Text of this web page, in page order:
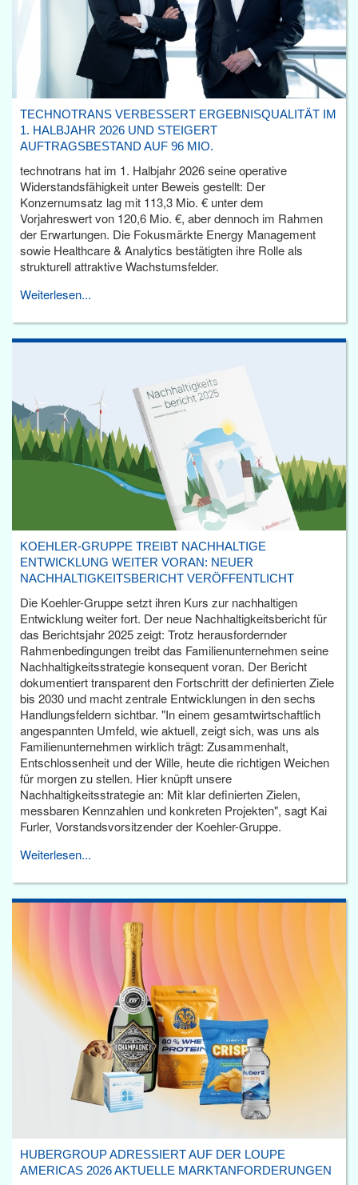
TECHNOTRANS VERBESSERT ERGEBNISQUALITÄT IM
1. HALBJAHR 2026 UND STEIGERT
AUFTRAGSBESTAND AUF 96 MIO.
technotrans hat im 1. Halbjahr 2026 seine operative
Widerstandsfähigkeit unter Beweis gestellt: Der
Konzernumsatz lag mit 113,3 Mio. € unter dem
Vorjahreswert von 120,6 Mio. €, aber dennoch im Rahmen
der Erwartungen. Die Fokusmärkte Energy Management
sowie Healthcare & Analytics bestätigten ihre Rolle als
strukturell attraktive Wachstumsfelder.
Weiterlesen...
KOEHLER-GRUPPE TREIBT NACHHALTIGE
ENTWICKLUNG WEITER VORAN: NEUER
NACHHALTIGKEITSBERICHT VERÖFFENTLICHT
Die Koehler-Gruppe setzt ihren Kurs zur nachhaltigen
Entwicklung weiter fort. Der neue Nachhaltigkeitsbericht für
das Berichtsjahr 2025 zeigt: Trotz herausfordernder
Rahmenbedingungen treibt das Familienunternehmen seine
Nachhaltigkeitsstrategie konsequent voran. Der Bericht
dokumentiert transparent den Fortschritt der definierten Ziele
bis 2030 und macht zentrale Entwicklungen in den sechs
Handlungsfeldern sichtbar. "In einem gesamtwirtschaftlich
angespannten Umfeld, wie aktuell, zeigt sich, was uns als
Familienunternehmen wirklich trägt: Zusammenhalt,
Entschlossenheit und der Wille, heute die richtigen Weichen
für morgen zu stellen. Hier knüpft unsere
Nachhaltigkeitsstrategie an: Mit klar definierten Zielen,
messbaren Kennzahlen und konkreten Projekten", sagt Kai
Furler, Vorstandsvorsitzender der Koehler-Gruppe.
Weiterlesen...
HUBERGROUP ADRESSIERT AUF DER LOUPE
AMERICAS 2026 AKTUELLE MARKTANFORDERUNGEN